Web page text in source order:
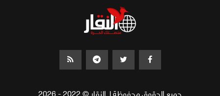
جميع الحقوق محفوظة لـ النقار © 2022 - 2026